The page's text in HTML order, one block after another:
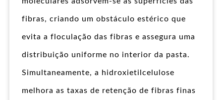
fibras, criando um obstáculo estérico que
evita a floculação das fibras e assegura uma
distribuição uniforme no interior da pasta.
Simultaneamente, a hidroxietilcelulose
melhora as taxas de retenção de fibras finas